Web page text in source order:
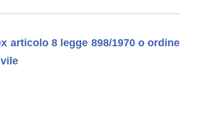
articolo 8 legge 898/1970 o ordine